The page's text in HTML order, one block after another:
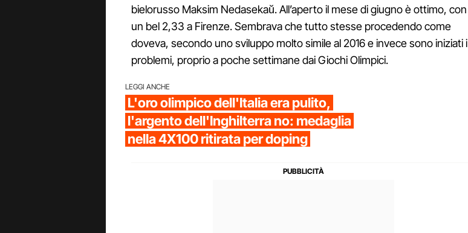
bielorusso Maksim Nedasekaŭ. All’aperto il mese di giugno è ottimo, con
un bel 2,33 a Firenze. Sembrava che tutto stesse procedendo come
doveva, secondo uno sviluppo molto simile al 2016 e invece sono iniziati i
problemi, proprio a poche settimane dai Giochi Olimpici.
LEGGI ANCHE
L'oro olimpico dell'Italia era pulito,
l'argento dell'Inghilterra no: medaglia
nella 4X100 ritirata per doping